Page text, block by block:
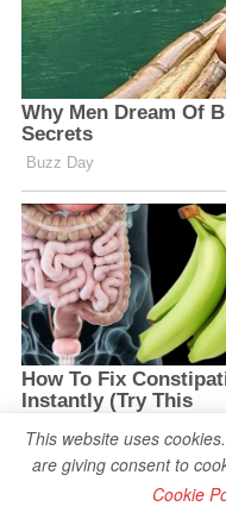
This website uses
are giving consent to
Cookie